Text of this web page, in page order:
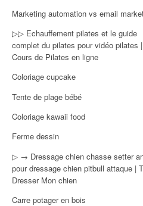
Marketing automation vs email
▷▷ Echauffement pilates et le guide
complet du pilates pour vidéo pilates |
Cours de Pilates en ligne
Coloriage cupcake
Tente de plage bébé
Coloriage kawaii food
Ferme dessin
▷ → Dressage chien chasse setter
pour dressage chien pitbull attaque |
Dresser Mon chien
Carre potager en bois